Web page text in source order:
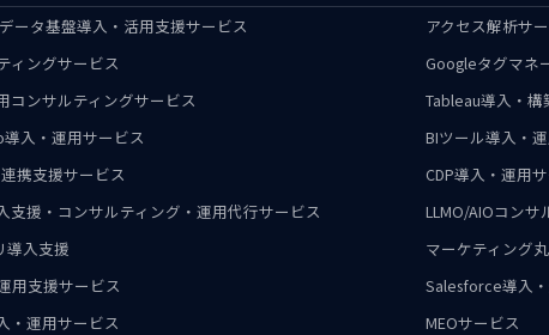
データ基盤導入・活用支援サービス
アクセス解析サ
ィングサービス
Googleタグマネ
コンサルティングサービス
Tableau導入・構
入・運用サービス
BIツール導入・
携支援サービス
CDP導入・運用
支援・コンサルティング・運用代行サービス
LLMO/AIOコンサ
導入支援
マーケティング
用支援サービス
Salesforce導入
・運用サービス
MEOサービス